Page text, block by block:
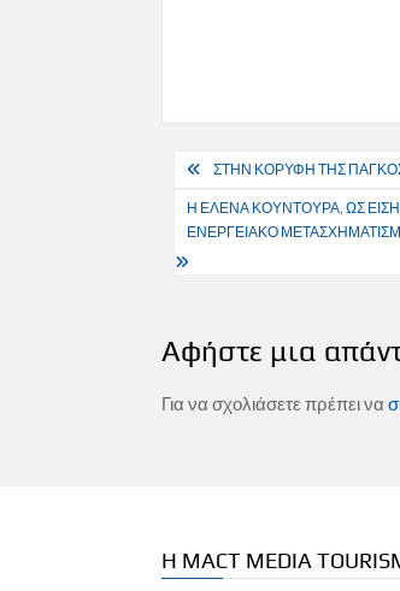
Πλοήγηση
άρθρων
ΣΤΗΝ ΚΟΡΥΦΗ ΤΗΣ
Η ΕΛΕΝΑ ΚΟΥΝΤΟΥΡΑ, ΩΣ
ΕΝΕΡΓΕΙΑΚΟ
Αφήστε μια
Για να σχολιάσετε πρέπει να
Η MACT MEDIA